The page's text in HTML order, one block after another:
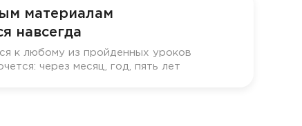
материалам
навсегда
к любому из пройденных уроков
через месяц, год, пять лет